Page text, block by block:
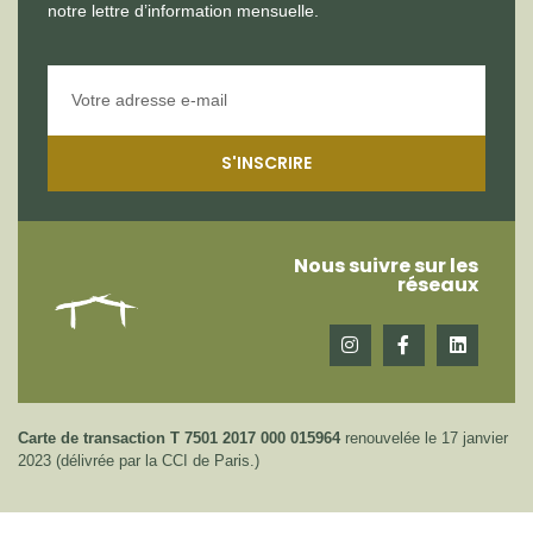
notre lettre d’information mensuelle.
S'INSCRIRE
Nous suivre sur les
réseaux
Carte de transaction T 7501 2017 000 015964renouvelée le 17 janvier
2023 (délivrée par la CCI de Paris.)